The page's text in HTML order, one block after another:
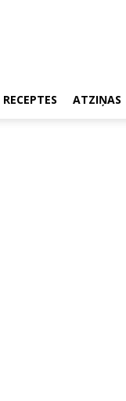
RECEPTES ATZIŅAS